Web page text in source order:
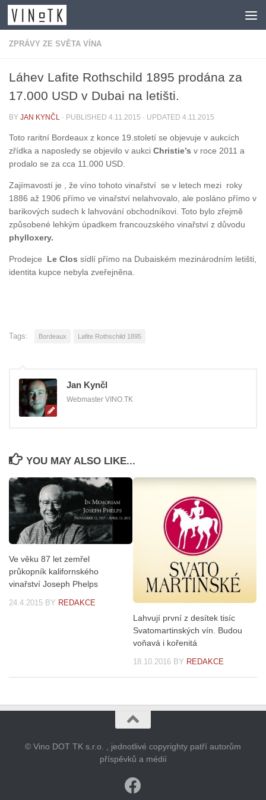
Skip to content
ZPRÁVY ZE SVĚTA VÍNA
Láhev Lafite Rothschild 1895 prodána za
17.000 USD v Dubai na letišti.
BY JAN KYNČL · PUBLISHED 4.11.2015 · UPDATED 4.11.2015
Toto raritní Bordeaux z konce 19.století se objevuje v aukcích
zřídka a naposledy se objevilo v aukci Christie’s v roce 2011 a
prodalo se za cca 11.000 USD.
Zajímavostí je , že víno tohoto vinařství se v letech mezi roky
1886 až 1906 přímo ve vinařství nelahvovalo, ale posláno přímo v
barikových sudech k lahvování obchodníkovi. Toto bylo zřejmě
způsobené lehkým úpadkem francouzského vinařství z důvodu
phylloxery.
Prodejce Le Clos sídlí přímo na Dubaiském mezinárodním letišti,
identita kupce nebyla zveřejněna.
Tags: Bordeaux Lafite Rothschild 1895
Jan Kynčl
Webmaster VINO.TK
YOU MAY ALSO LIKE...
Ve věku 87 let zemřel
průkopník kalifornského
vinařství Joseph Phelps
24.4.2015 BY REDAKCE
Lahvují první z desítek tisíc
Svatomartinských vín. Budou
voňavá i kořenitá
18.10.2016 BY REDAKCE
© Vino DOT TK s.r.o. , jednotlivé copyrighty patří autorům
příspěvků a médií